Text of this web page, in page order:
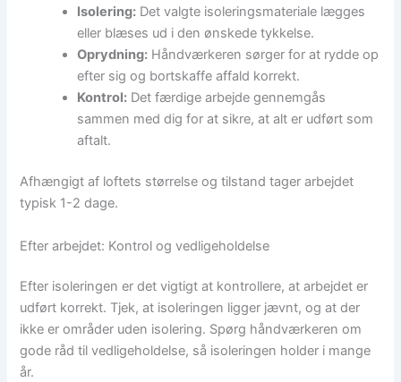
Isolering: Det valgte isoleringsmateriale lægges
eller blæses ud i den ønskede tykkelse.
Oprydning: Håndværkeren sørger for at rydde op
efter sig og bortskaffe affald korrekt.
Kontrol: Det færdige arbejde gennemgås
sammen med dig for at sikre, at alt er udført som
aftalt.
Afhængigt af loftets størrelse og tilstand tager arbejdet
typisk 1-2 dage.
Efter arbejdet: Kontrol og vedligeholdelse
Efter isoleringen er det vigtigt at kontrollere, at arbejdet er
udført korrekt. Tjek, at isoleringen ligger jævnt, og at der
ikke er områder uden isolering. Spørg håndværkeren om
gode råd til vedligeholdelse, så isoleringen holder i mange
år.